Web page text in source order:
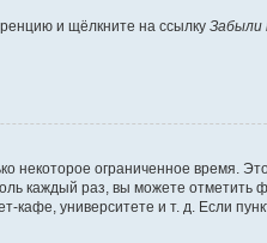
и щёлкните на ссылку Забыли
некоторое ограниченное время.
каждый раз, вы можете отметить
кафе, университете и т. д. Если